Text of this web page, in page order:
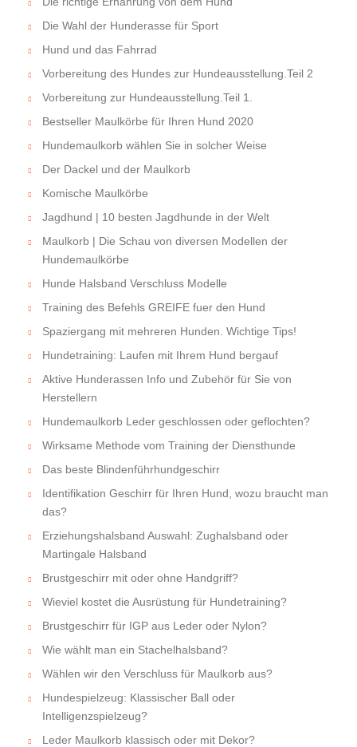
Die Wahl der Hunderasse für Sport
Hund und das Fahrrad
Vorbereitung des Hundes zur Hundeausstellung.Teil 2
Vorbereitung zur Hundeausstellung.Teil 1.
Bestseller Maulkörbe für Ihren Hund 2020
Hundemaulkorb wählen Sie in solcher Weise
Der Dackel und der Maulkorb
Komische Maulkörbe
Jagdhund | 10 besten Jagdhunde in der Welt
Maulkorb | Die Schau von diversen Modellen der
Hundemaulkörbe
Hunde Halsband Verschluss Modelle
Training des Befehls GREIFE fuer den Hund
Spaziergang mit mehreren Hunden. Wichtige Tips!
Hundetraining: Laufen mit Ihrem Hund bergauf
Aktive Hunderassen Info und Zubehör für Sie von
Herstellern
Hundemaulkorb Leder geschlossen oder geflochten?
Wirksame Methode vom Training der Diensthunde
Das beste Blindenführhundgeschirr
Identifikation Geschirr für Ihren Hund, wozu braucht man
das?
Erziehungshalsband Auswahl: Zughalsband oder
Martingale Halsband
Brustgeschirr mit oder ohne Handgriff?
Wieviel kostet die Ausrüstung für Hundetraining?
Brustgeschirr für IGP aus Leder oder Nylon?
Wie wählt man ein Stachelhalsband?
Wählen wir den Verschluss für Maulkorb aus?
Hundespielzeug: Klassischer Ball oder
Intelligenzspielzeug?
Leder Maulkorb klassisch oder mit Dekor?